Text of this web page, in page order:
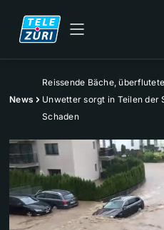
News
Reissende Bäche,
Unwetter sorgt in Teilen der
Schaden